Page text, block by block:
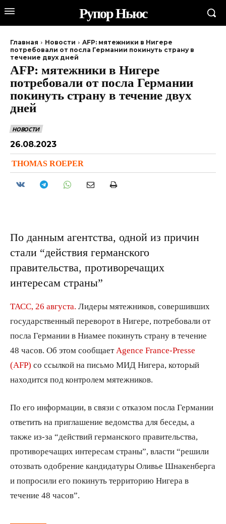
Рупор Ньюс
Главная Новости
AFP: мятежники в Нигере
потребовали от посла Германии покинуть страну в
течение двух дней
AFP: мятежники в Нигере
потребовали от посла Германии
покинуть страну в течение двух
дней
НОВОСТИ
26.08.2023
THOMAS ROEPER
По данным агентства, одной из причин
стали “действия германского
правительства, противоречащих
интересам страны”
ТАСС, 26 августа.
Лидеры мятежников, совершивших
государственный переворот в Нигере, потребовали от
посла Германии в Ниамее покинуть страну в течение
48 часов. Об этом сообщает Agence France-Presse
(AFP) со ссылкой на письмо МИД Нигера, который
находится под контролем мятежников.
По его информации, в связи с отказом посла Германии
ответить на приглашение ведомства для беседы, а
также из-за “действий германского правительства,
противоречащих интересам страны”, власти “решили
отозвать одобрение кандидатуры Оливье Шнакенберга
и попросили его покинуть территорию Нигера в
течение 48 часов”.